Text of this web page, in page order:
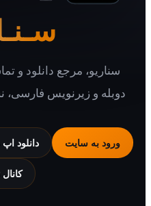
مرجع دانلود و تماشای
و زیرنویس فارسی، نسخه
به سایت دانلود اپ موبایل
کانال تلگرام